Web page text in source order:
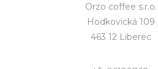
Orzo coffee s.r.o.
Hodkovická 109
463 12 Liberec